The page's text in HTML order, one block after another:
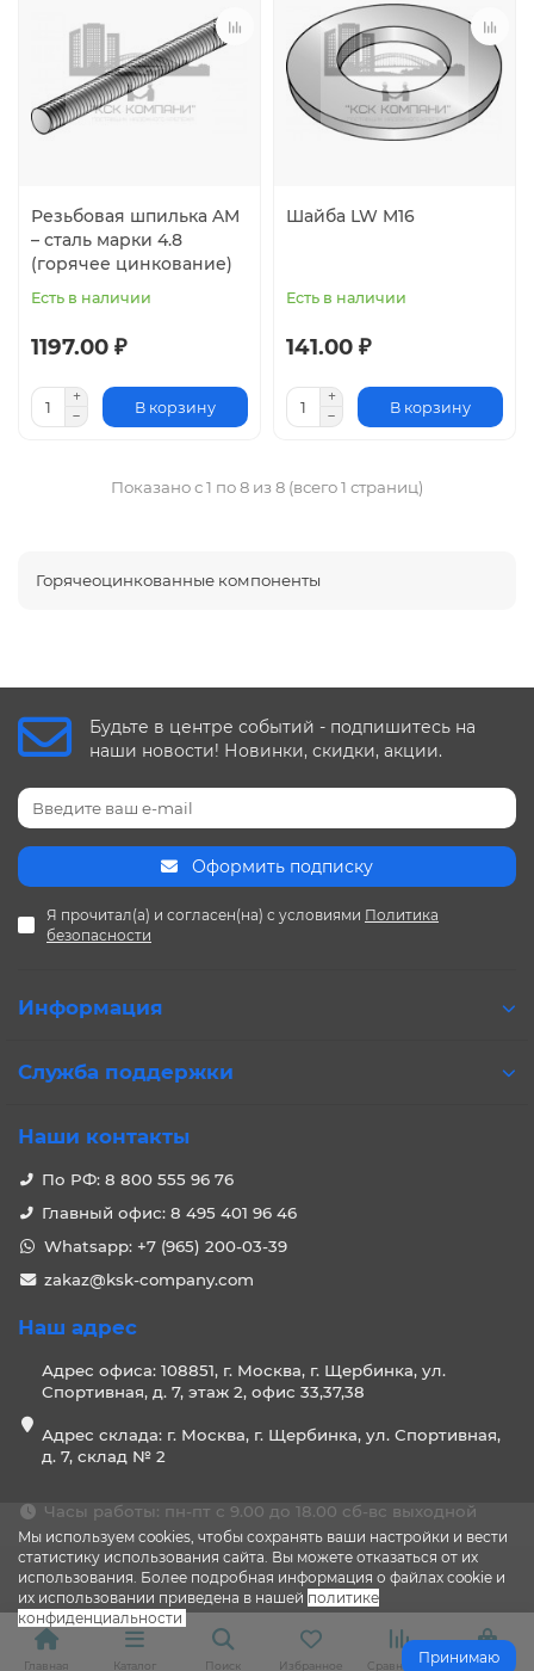
Резьбовая шпилька AM
– сталь марки 4.8
(горячее цинкование)
Есть в наличии
1197.00 ₽
В корзину
Шайба LW M16
Есть в наличии
141.00 ₽
В корзину
Показано с 1 по 8 из 8 (всего 1 страниц)
Горячеоцинкованные компоненты
Мы используем cookies, чтобы сохранять ваши настройки и вести
статистику использования сайта. Вы можете отказаться от их
использования. Более подробная информация о файлах cookie и
их использовании приведена в нашей политике
конфиденциальности
Принимаю
Будьте в центре событий - подпишитесь на
наши новости! Новинки, скидки, акции.
Оформить подписку
Я прочитал(а) и согласен(на) с условиями Политика
безопасности
Информация
Служба поддержки
Наши контакты
По РФ: 8 800 555 96 76
Главный офис: 8 495 401 96 46
Whatsapp: +7 (965) 200-03-39
zakaz@ksk-company.com
Наш адрес
Адрес офиса: 108851, г. Москва, г. Щербинка, ул.
Спортивная, д. 7, этаж 2, офис 33,37,38
Адрес склада: г. Москва, г. Щербинка, ул. Спортивная,
д. 7, склад № 2
Часы работы: пн-пт с 9.00 до 18.00 сб-вс выходной
Главная Каталог Поиск Избранное Сравнение Корзина